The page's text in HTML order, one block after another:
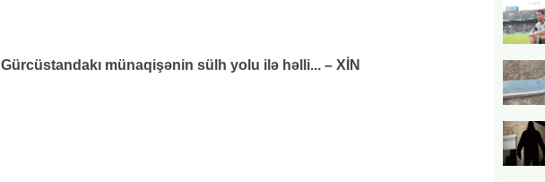
Gürcüstandakı münaqişənin sülh yolu ilə həlli... – XİN